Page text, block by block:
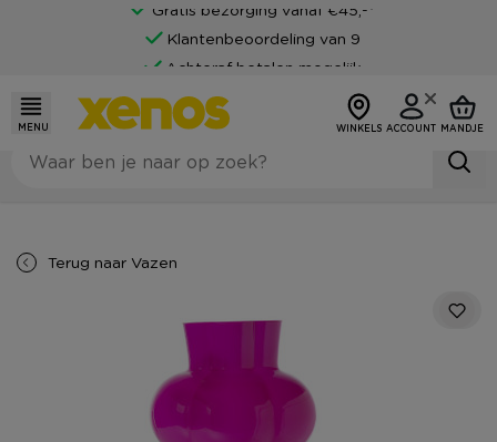
Gratis bezorging vanaf €45,-*
Klantenbeoordeling van 9
Achteraf betalen mogelijk
MENU WINKELS ACCOUNT MANDJE
Terug naar Vazen